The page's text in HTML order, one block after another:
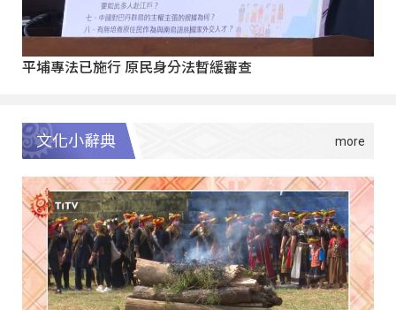
平埔專法已施行 原民身分法暫緩審查
文化小辭典